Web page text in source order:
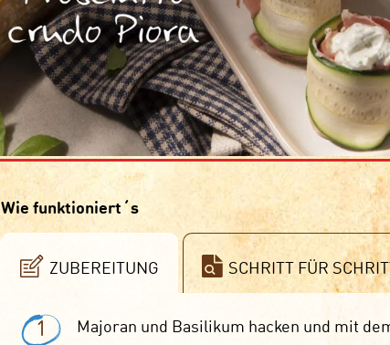
Wie funktioniert´s
ZUBEREITUNG SCHRITT FÜR
1 Majoran und Basilikum hacken und mit